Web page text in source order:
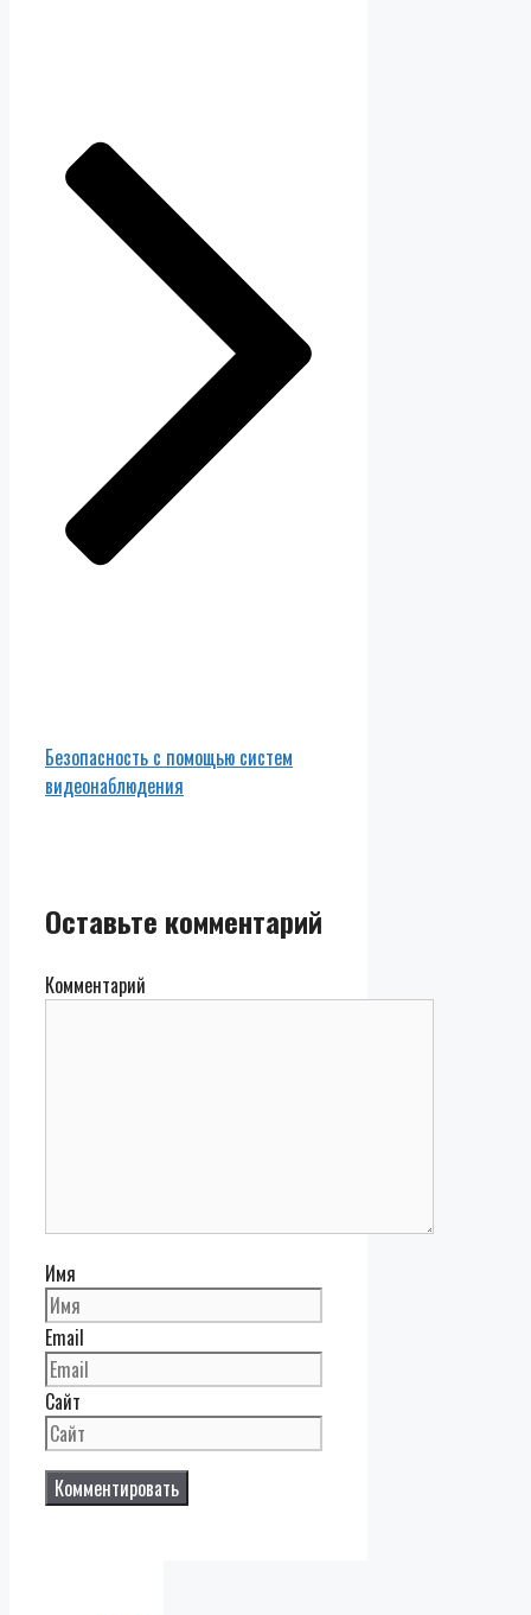
Безопасность с помощью систем
видеонаблюдения
Оставьте комментарий
Комментарий
Имя
Email
Сайт